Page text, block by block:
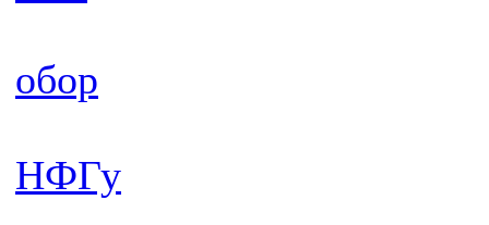
обор
НФГу